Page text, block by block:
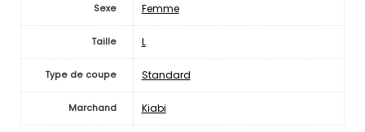
Sexe Femme
Taille L
Type de coupe Standard
Marchand Kiabi